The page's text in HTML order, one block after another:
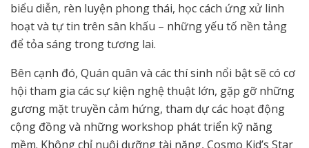
biểu diễn, rèn luyện phong thái, học cách ứng xử linh
hoạt và tự tin trên sân khấu – những yếu tố nền tảng
để tỏa sáng trong tương lai.
Bên cạnh đó, Quán quân và các thí sinh nổi bật sẽ có cơ
hội tham gia các sự kiện nghệ thuật lớn, gặp gỡ những
gương mặt truyền cảm hứng, tham dự các hoạt động
cộng đồng và những workshop phát triển kỹ năng
mềm. Không chỉ nuôi dưỡng tài năng, Cosmo Kid’s Star